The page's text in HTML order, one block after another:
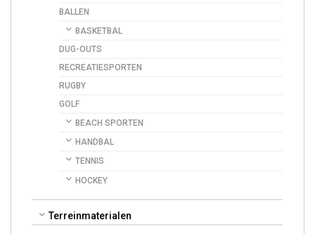
BALLEN
BASKETBAL
DUG-OUTS
RECREATIESPORTEN
RUGBY
GOLF
BEACH SPORTEN
HANDBAL
TENNIS
HOCKEY
Terreinmaterialen